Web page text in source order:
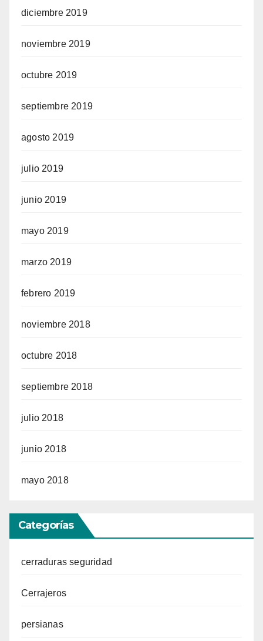
diciembre 2019
noviembre 2019
octubre 2019
septiembre 2019
agosto 2019
julio 2019
junio 2019
mayo 2019
marzo 2019
febrero 2019
noviembre 2018
octubre 2018
septiembre 2018
julio 2018
junio 2018
mayo 2018
Categorías
cerraduras seguridad
Cerrajeros
persianas